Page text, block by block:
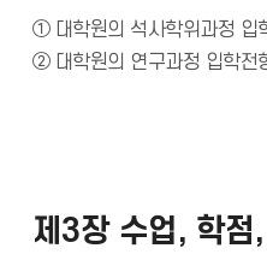
① 대학원의 석사학위과정 입
② 대학원의 연구과정 입학전
제3장 수업, 학점